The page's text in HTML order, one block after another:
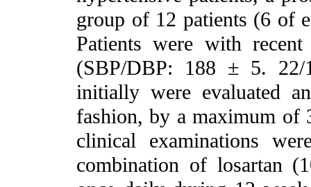
group of 12 patients (6 of
Patients were with
(SBP/DBP: 188 ± 5.
initially were evaluated
fashion, by a maximum of
clinical examinations
combination of losartan